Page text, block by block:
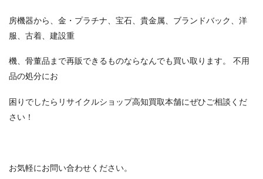
房機器から、金・プラチナ、宝石、貴金属、ブランドバック、洋
服、古着、建設重
機、骨董品まで再販できるものならなんでも買い取ります。 不用
品の処分にお
困りでしたらリサイクルショップ高知買取本舗にぜひご相談くだ
さい！
お気軽にお問い合わせください。